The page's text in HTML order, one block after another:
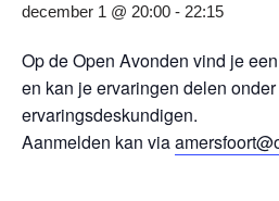
december 1 @ 20:00 - 22:15
Op de Open Avonden vind je
en kan je ervaringen delen
ervaringsdeskundigen.
Aanmelden kan via